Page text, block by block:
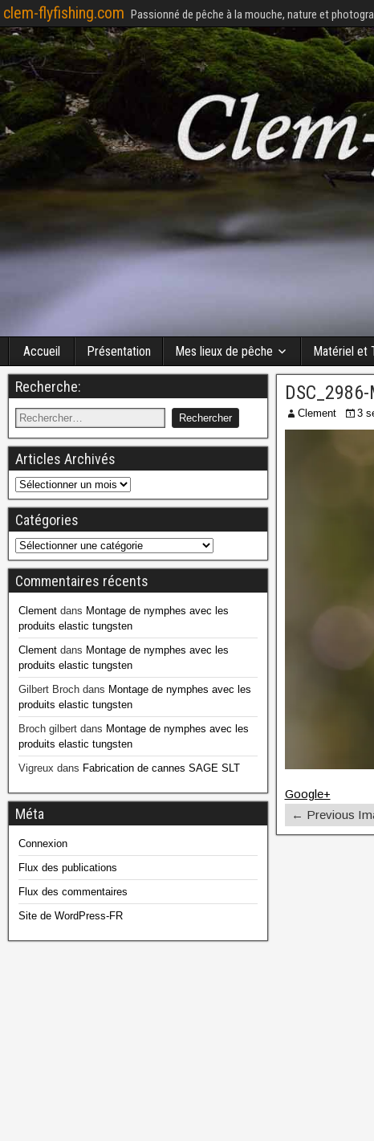
clem-flyfishing.com Passionné de pêche à la mouche, nature et
Accueil Présentation Mes lieux de pêche Matériel et
Clement 3
Google+
← Previous
Recherche:
Articles Archivés
Catégories
Commentaires récents
Clement dans Montage de nymphes avec les
produits elastic tungsten
Clement dans Montage de nymphes avec les
produits elastic tungsten
Gilbert Broch dans Montage de nymphes avec les
produits elastic tungsten
Broch gilbert dans Montage de nymphes avec les
produits elastic tungsten
Vigreux dans Fabrication de cannes SAGE SLT
Méta
Connexion
Flux des publications
Flux des commentaires
Site de WordPress-FR